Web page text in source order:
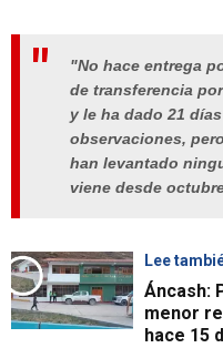
"No hace entrega
de transferencia
y le ha dado 21
observaciones,
han levantado
viene desde
Lee
Áncash:
menor
hace 15